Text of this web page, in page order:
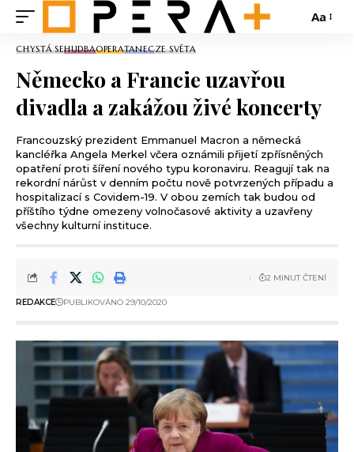
Aa
CHYSTÁ SEHUDBAOPERATANECZE SVĚTA
Německo a Francie uzavřou
divadla a zakážou živé koncerty
Francouzský prezident Emmanuel Macron a německá
kancléřka Angela Merkel včera oznámili přijetí zpřísněných
opatření proti šíření nového typu koronaviru. Reagují tak na
rekordní nárůst v denním počtu nově potvrzených případu a
hospitalizací s Covidem-19. V obou zemích tak budou od
příštího týdne omezeny volnočasové aktivity a uzavřeny
všechny kulturní instituce.
REDAKCE PUBLIKOVÁNO 29/10/2020
2 MINUT ČTENÍ